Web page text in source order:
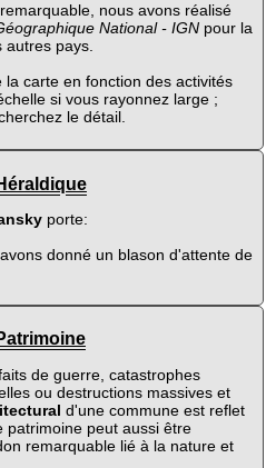
nous avons réalisé
National - IGNpour la
pays.
carte en fonction des activités
si vous rayonnez large ;
le détail.
porte:
donné un blason d'attente de
de guerre, catastrophes
ou destructions massives et
d'une commune est reflet
patrimoine peut aussi être
remarquable lié à la nature et